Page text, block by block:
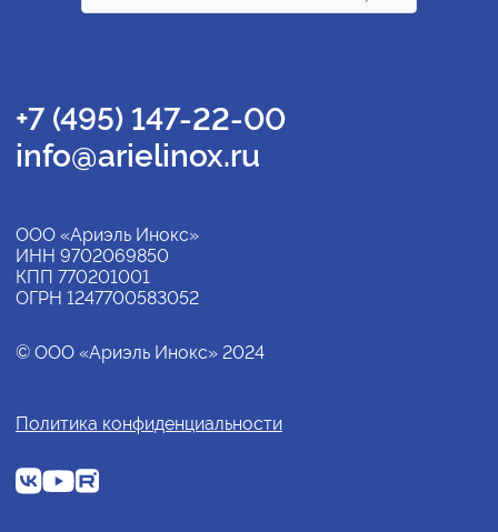
+7 (495) 147-22-00
info@arielinox.ru
ООО «Ариэль Инокс»
ИНН 9702069850
КПП 770201001
ОГРН 1247700583052
© ООО «Ариэль Инокс» 2024
Политика конфиденциальности